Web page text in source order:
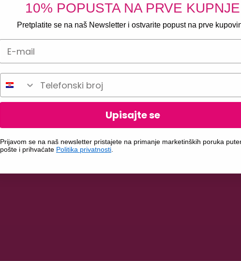
10% POPUSTA NA PRVE KUPNJE
Pretplatite se na naš Newsletter i ostvarite popust na prve
Telefonski broj
Upisajte se
Prijavom se na naš newsletter pristajete na primanje marketinških poruka
pošte i prihvaćate Politika privatnosti